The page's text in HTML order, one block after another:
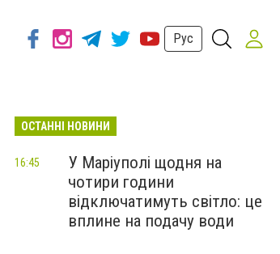
Рус
ОСТАННІ НОВИНИ
У Маріуполі щодня на
чотири години
відключатимуть світло: це
вплине на подачу води
16:45